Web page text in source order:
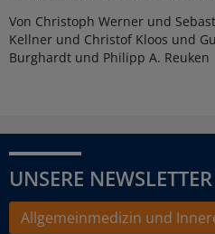
Von Christoph Werner und
Kellner und Christof Kloos und
Burghardt und Philipp A. Reuken
UNSERE NEWSLETTER
Allgemeinmedizin und